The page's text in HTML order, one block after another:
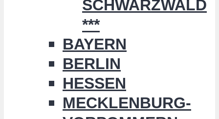
SCHWARZWALD
***
BAYERN
BERLIN
HESSEN
MECKLENBURG-